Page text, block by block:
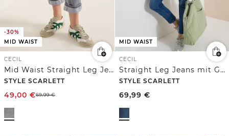
-30%
MID WAIST
CECIL
Mid Waist Straight Leg Jeans im Casual Fit
STYLE SCARLETT
49,00 €69,99€
MID WAIST
CECIL
Straight Leg Jeans mit Gürteldetail
STYLE SCARLETT
69,99 €